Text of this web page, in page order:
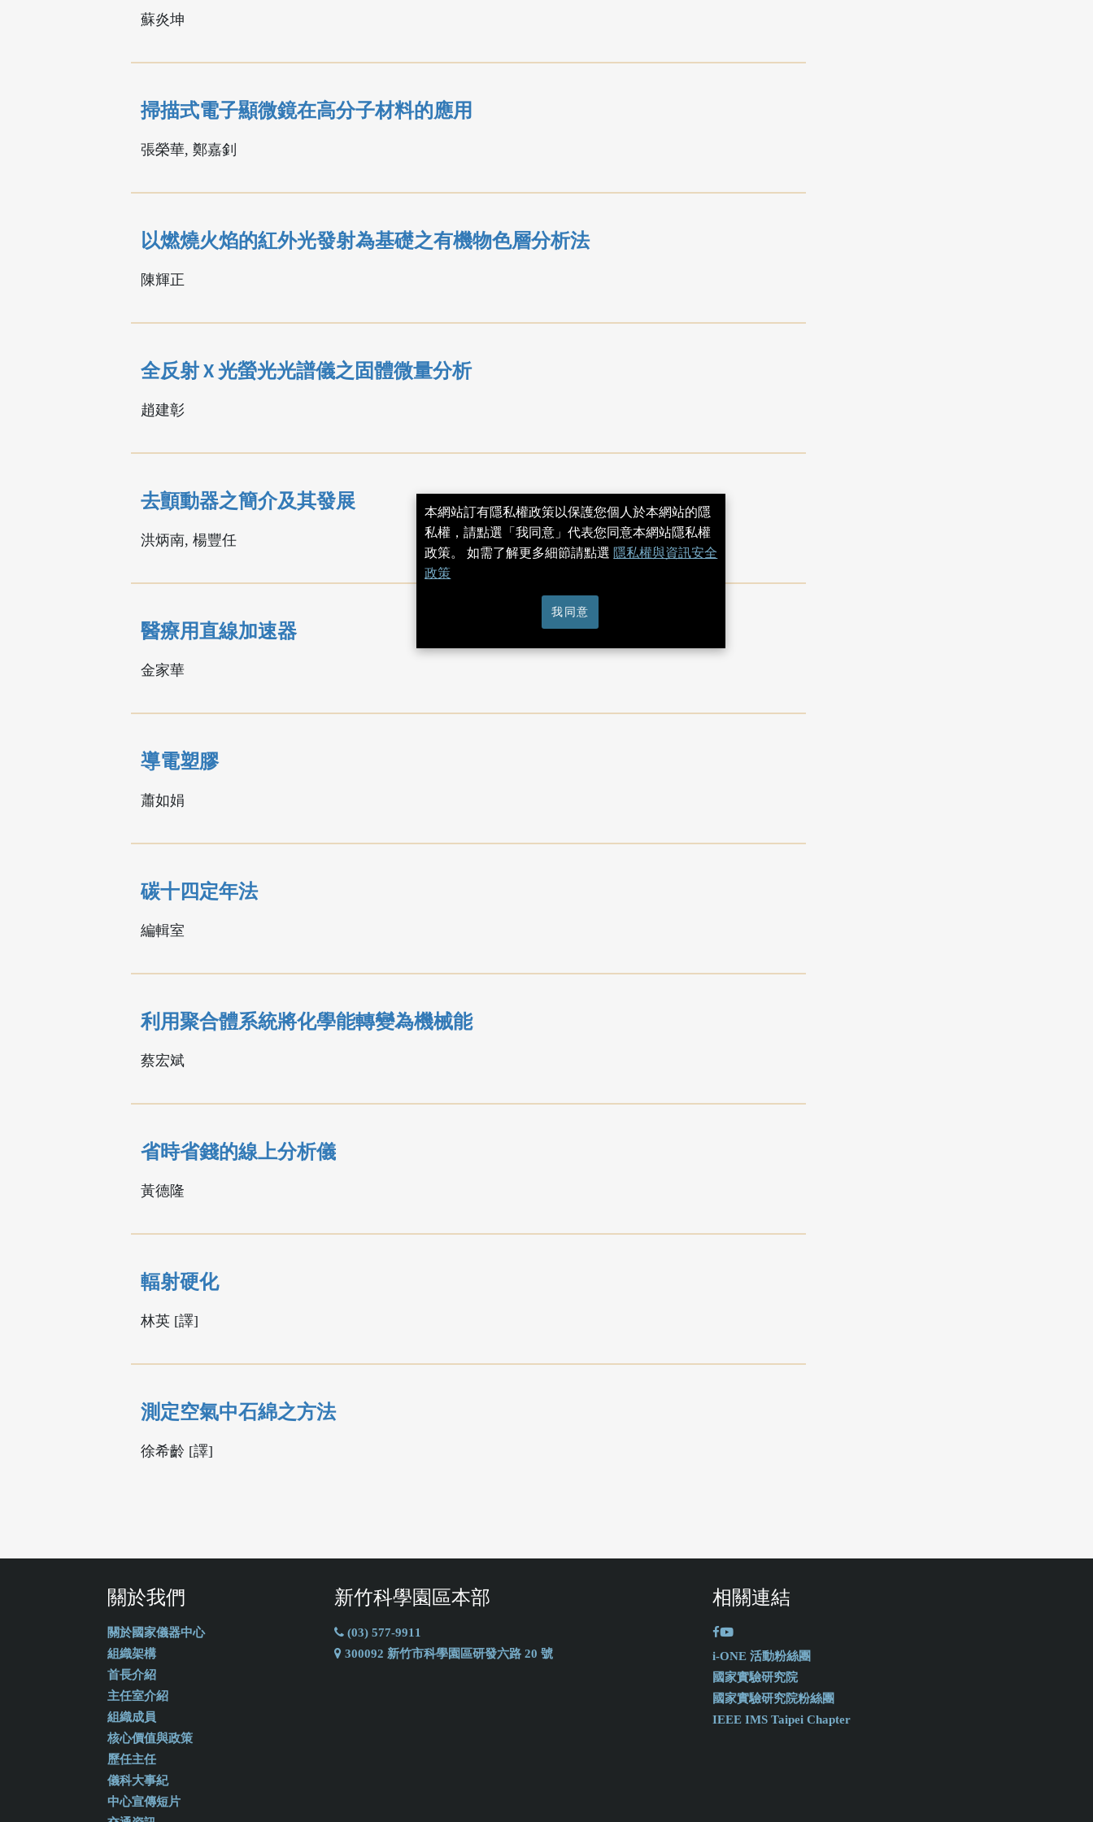
蘇炎坤
掃描式電子顯微鏡在高分子材料的應用
張榮華, 鄭嘉釗
以燃燒火焰的紅外光發射為基礎之有機物色層分析法
陳輝正
全反射 X 光螢光光譜儀之固體微量分析
趙建彰
去顫動器之簡介及其發展
洪炳南, 楊豐任
醫療用直線加速器
金家華
導電塑膠
蕭如娟
碳十四定年法
編輯室
利用聚合體系統將化學能轉變為機械能
蔡宏斌
省時省錢的線上分析儀
黃德隆
輻射硬化
林英 [譯]
測定空氣中石綿之方法
徐希齡 [譯]
關於我們
關於國家儀器中心
組織架構
首長介紹
主任室介紹
組織成員
核心價值與政策
歷任主任
儀科大事紀
中心宣傳短片
新竹科學園區本部
(03) 577-9911
300092 新竹市科學園區研發六路 20 號
相關連結
i-ONE 活動粉絲團
國家實驗研究院
國家實驗研究院粉絲團
IEEE IMS Taipei Chapter
本網站訂有隱私權政策以保護您個人於本網站的隱
私權，請點選「我同意」代表您同意本網站隱私權
政策。 如需了解更多細節請點選 隱私權與資訊安全
政策
我同意